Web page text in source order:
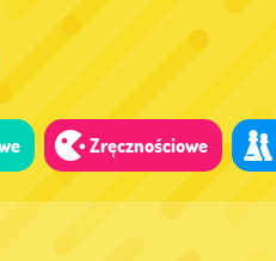
Zręcznościowe